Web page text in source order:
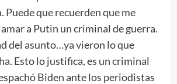
Puede que recuerden que me
a Putin un criminal de guerra.
del asunto…ya vieron lo que
Esto lo justifica, es un criminal
Biden ante los periodistas